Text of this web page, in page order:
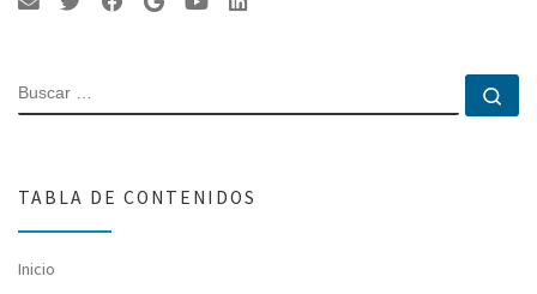
BUSCAR
TABLA DE CONTENIDOS
Inicio